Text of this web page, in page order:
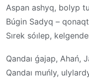
Aspan ashyq, bolyp
Búgin Sadyq –
Sırek sóılep,
Qandaı ǵajap, Ahań,
Qandaı muńly,